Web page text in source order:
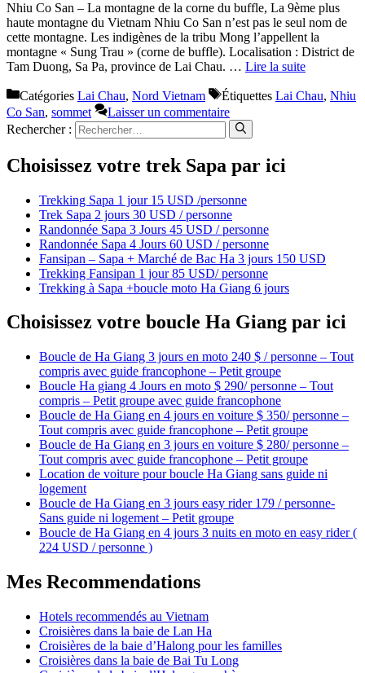
Nhiu Co San – La montagne de la corne du buffle, La 9ème plus
haute montagne du Vietnam Nhiu Co San n’est pas le seul nom de
cette montagne. Les indigènes de la tribu Mong l’appellent la
montagne « Sung Trau » (corne de buffle). Localisation : District de
Tam Duong, Sa Pa, province de Lai Chau. … Lire la suite
Catégories Lai Chau, Nord Vietnam Étiquettes Lai Chau, Nhiu
Co San, sommet
Laisser un commentaire
Rechercher :
Choisissez votre trek Sapa par ici
Trekking Sapa 1 jour 15 USD /personne
Trek Sapa 2 jours 30 USD / personne
Randonnée Sapa 3 Jours 45 USD / personne
Randonnée Sapa 4 Jours 60 USD / personne
Fansipan – Sapa + Marché de Bac Ha 3 jours 150 USD
Trekking Fansipan 1 jour 85 USD/ personne
Trekking à Sapa +boucle moto Ha Giang 6 jours
Choisissez votre boucle Ha Giang par ici
Boucle de Ha Giang 3 jours en moto 240 $ / personne – Tout
compris avec guide francophone – Petit groupe
Boucle Ha giang 4 Jours en moto $ 290/ personne – Tout
compris – Petit groupe avec guide francophone
Boucle de Ha Giang en 4 jours en voiture $ 350/ personne –
Tout compris avec guide francophone – Petit groupe
Boucle de Ha Giang en 3 jours en voiture $ 280/ personne –
Tout compris avec guide francophone – Petit groupe
Location de voiture pour boucle Ha Giang sans guide ni
logement
Boucle de Ha Giang en 3 jours easy rider 179 / personne-
Sans guide ni logement – Petit groupe
Boucle de Ha Giang en 4 jours 3 nuits en moto en easy rider (
224 USD / personne )
Mes Recommendations
Hotels recommendés au Vietnam
Croisières dans la baie de Lan Ha
Croisières de la baie d’Halong pour les familles
Croisières dans la baie de Bai Tu Long